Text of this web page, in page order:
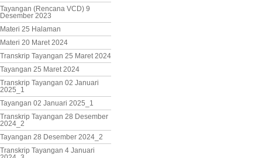
Tayangan (Rencana VCD) 9
Desember 2023
Materi 25 Halaman
Materi 20 Maret 2024
Transkrip Tayangan 25 Maret 2024
Tayangan 25 Maret 2024
Transkrip Tayangan 02 Januari
2025_1
Tayangan 02 Januari 2025_1
Transkrip Tayangan 28 Desember
2024_2
Tayangan 28 Desember 2024_2
Transkrip Tayangan 4 Januari